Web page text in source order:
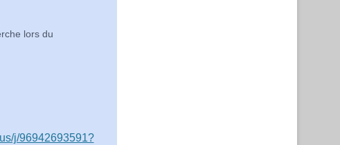
lors du
j/96942693591?